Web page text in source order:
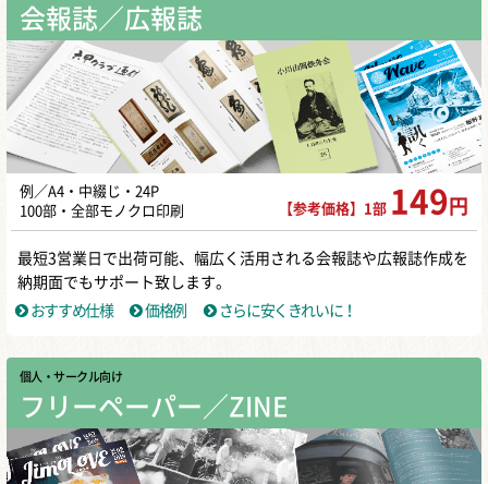
会報誌／広報誌
例／A4・中綴じ・24P
100部・全部モノクロ印刷
【参考価格】1部 149 円
最短3営業日で出荷可能、幅広く活用される会報誌や広報誌作成を
納期面でもサポート致します。
おすすめ仕様
価格例 さらに安くきれいに！
個人・サークル向け
フリーペーパー／ZINE